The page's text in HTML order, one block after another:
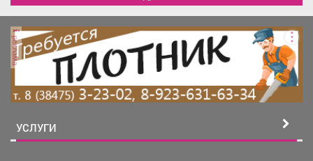
1: 2 этаж -2 337, 8 кв.м. 2.
Строение 2: 1 этаж - 46, 5
кв.м. 3. Склад, строение 3: 1
этаж - 300, 3 кв.м. 4. Сауна
из сорокафутового
контейнера, площадью 28
под самовывоз). 5. Сушилка
для леса (рассмотрим
реклама
УСЛУГИ